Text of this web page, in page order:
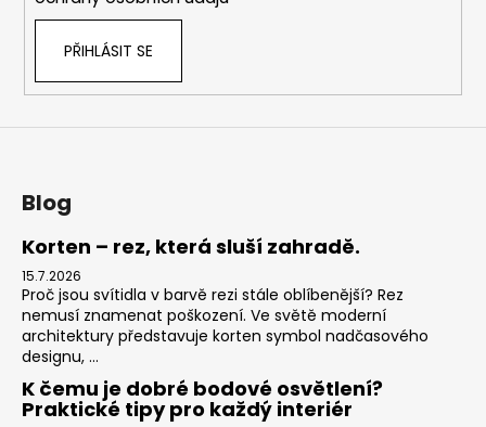
PŘIHLÁSIT SE
Blog
Korten – rez, která sluší zahradě.
15.7.2026
Proč jsou svítidla v barvě rezi stále oblíbenější? Rez
nemusí znamenat poškození. Ve světě moderní
architektury představuje korten symbol nadčasového
designu, ...
K čemu je dobré bodové osvětlení?
Praktické tipy pro každý interiér